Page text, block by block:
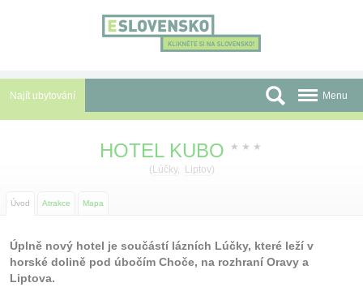
Najít ubytování
Autobusové zájezdy
Před cestou
Menu
HOTEL KUBO ★ ★ ★
( Lúčky, Liptov)
Úvod Atrakce Mapa
Úplně nový hotel je součástí lázních Lúčky, které leží v
horské dolině pod úbočím Choče, na rozhraní Oravy a
Liptova.